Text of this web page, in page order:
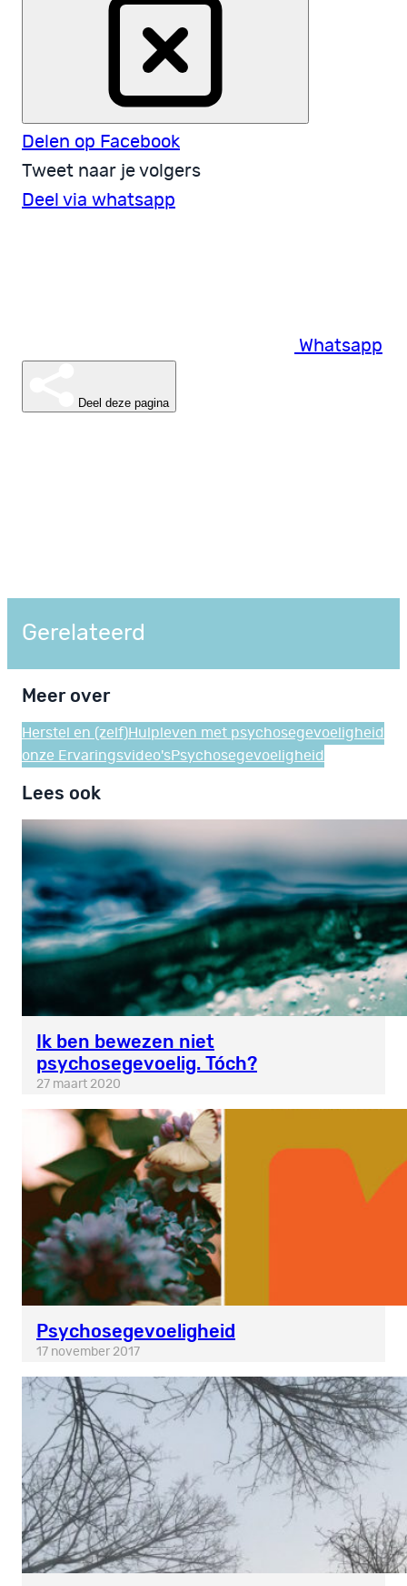
Delen op Facebook
Tweet naar je volgers
Deel via whatsapp
Whatsapp
Deel deze pagina
Gerelateerd
Meer over
Herstel en (zelf)Hulp leven met psychosegevoeligheid
onze Ervaringsvideo'sPsychosegevoeligheid
Lees ook
Ik ben bewezen niet
psychosegevoelig. Tóch?
27 maart 2020
Psychosegevoeligheid
17 november 2017